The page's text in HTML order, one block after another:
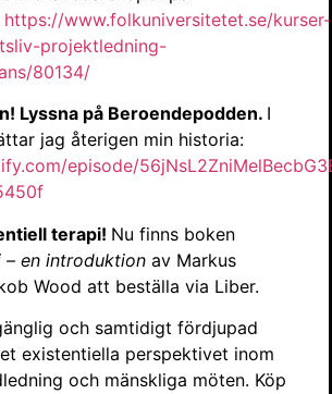
https://www.folkuniversitetet.se/kurser-
projektledning-
80134/
Lyssna på Beroendepodden. I
jag återigen min historia:
episode/
terapi! Nu finns boken
– en introduktion av Markus
Wood att beställa via Liber.
och samtidigt fördjupad
existentiella perspektivet inom
och mänskliga möten. Köp